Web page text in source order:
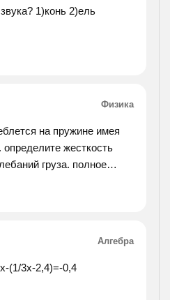
1)конь 2)ель
Физика
на пружине имея
жесткость
груза. полное
Алгебра
(1/3x-2,4)=-0,4